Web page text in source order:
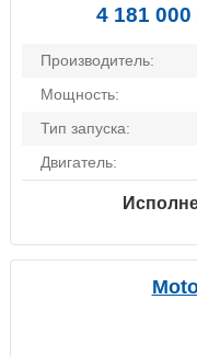
4 181 000
Производитель:
Мощность:
Тип запуска:
Двигатель: